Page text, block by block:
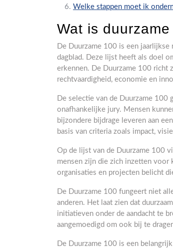
Welke stappen moet ik
Wat is
De Duurzame 100 is een
dagblad. Deze lijst heeft als doel
erkennen. De Duurzame 100 richt
rechtvaardigheid, economie en
De selectie van de Duurzame 100
onafhankelijke jury. Mensen
bijzondere bijdrage leveren aan
basis van criteria zoals impact,
Op de lijst van de Duurzame 100
mensen zijn die zich inzetten voor
organisaties en projecten belicht
De Duurzame 100 fungeert niet
anderen. Het laat zien dat
initiatieven onder de aandacht te
aangemoedigd om ook bij te
De Duurzame 100 is een